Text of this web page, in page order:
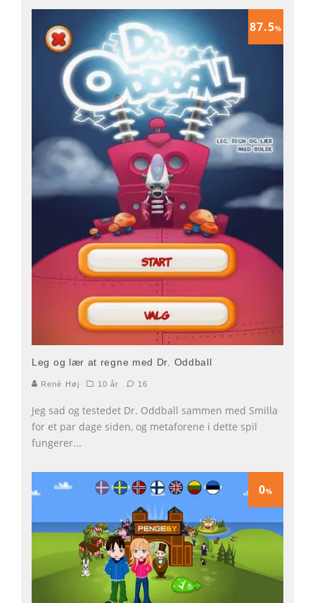
87.5%
Leg og lær at regne med Dr. Oddball
René Høj 10 år 16
Jeg sad og testedet Dr. Oddball sammen med Smilla
for et par dage siden, og metaforene i dette spil
fungerer...
0%